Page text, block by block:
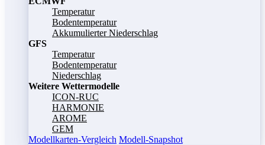
Temperatur
Bodentemperatur
Akkumulierter Niederschlag
GFS
Temperatur
Bodentemperatur
Niederschlag
Weitere Wettermodelle
ICON-RUC
HARMONIE
AROME
GEM
Modellkarten-Vergleich Modell-Snapshot